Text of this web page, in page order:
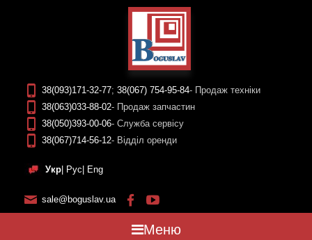
38(093)171-32-77; 38(067) 754-95-84- Продаж техніки
38(063)033-88-02- Продаж запчастин
38(050)393-00-06- Служба сервісу
38(067)714-56-12- Відділ оренди
Укр| Рус| Eng
sale@boguslav.ua
Меню